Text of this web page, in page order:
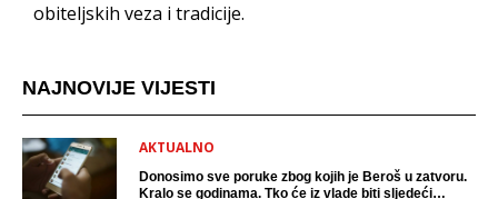
obiteljskih veza i tradicije.
NAJNOVIJE VIJESTI
AKTUALNO
Donosimo sve poruke zbog kojih je Beroš u zatvoru.
Kralo se godinama. Tko će iz vlade biti sljedeći